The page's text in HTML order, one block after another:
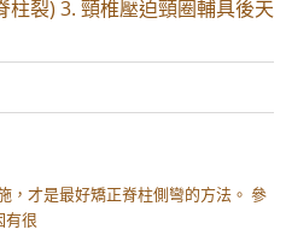
柱裂) 3. 頸椎壓迫頸圈輔具後天
，才是最好矯正脊柱側彎的方法。 參
有很